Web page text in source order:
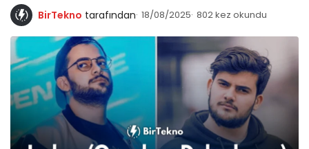
BirTekno tarafından 18/08/2025 802 kez okundu